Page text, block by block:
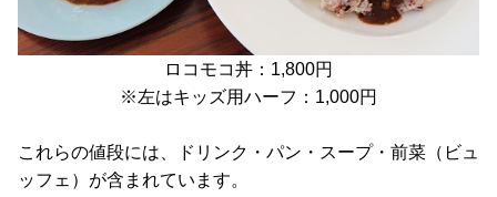
ロコモコ丼：1,800円
※左はキッズ用ハーフ：1,000円
これらの値段には、ドリンク・パン・スープ・前菜（ビュ
ッフェ）が含まれています。